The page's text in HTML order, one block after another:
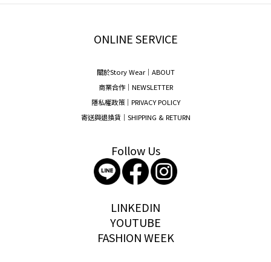
ONLINE SERVICE
關於Story Wear｜ABOUT
商業合作｜NEWSLETTER
隱私權政策｜PRIVACY POLICY
寄送與退換貨｜SHIPPING & RETURN
Follow Us
LINKEDIN
YOUTUBE
FASHION WEEK